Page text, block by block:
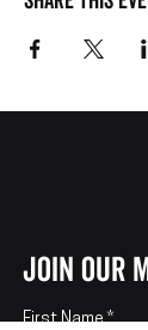
join our
First Name